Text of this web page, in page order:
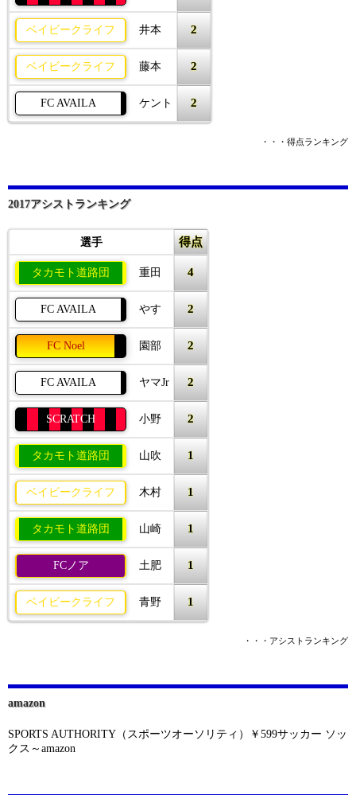
ベイビークライフ 井本 2
ベイビークライフ 藤本 2
FC AVAILA ケント 2
・・・得点ランキング
2017アシストランキング
選手 得点
タカモト道路団 重田 4
FC AVAILA やす 2
FC Noel 園部 2
FC AVAILA ヤマJr 2
SCRATCH 小野 2
タカモト道路団 山吹 1
ベイビークライフ 木村 1
タカモト道路団 山崎 1
FCノア 土肥 1
ベイビークライフ 青野 1
・・・アシストランキング
amazon
SPORTS AUTHORITY（スポーツオーソリティ）￥599サッカー ソッ
クス～amazon